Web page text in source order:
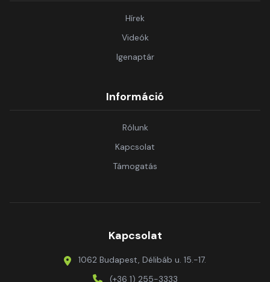
Hírek
Videók
Igenaptár
Információ
Rólunk
Kapcsolat
Támogatás
Kapcsolat
1062 Budapest, Délibáb u. 15.-17.
(+36 1) 255-3333